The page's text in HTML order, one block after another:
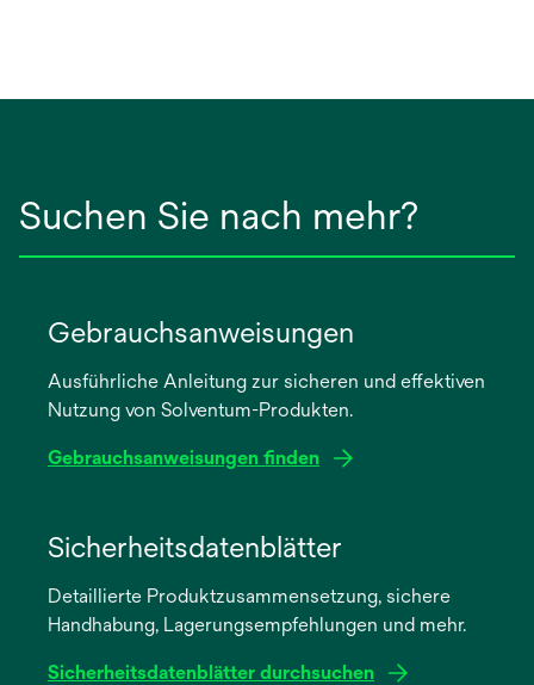
Suchen Sie nach mehr?
Gebrauchsanweisungen
Ausführliche Anleitung zur sicheren und effektiven
Nutzung von Solventum-Produkten.
Gebrauchsanweisungen finden
neuen
Registerkarte
Sicherheitsdatenblätter
Detaillierte Produktzusammensetzung, sichere
Handhabung, Lagerungsempfehlungen und mehr.
Sicherheitsdatenblätter durchsuchen